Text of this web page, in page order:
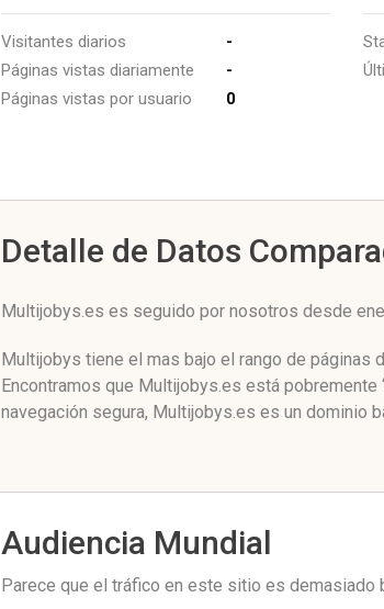
Visitantes diarios
-
Páginas vistas diariamente
-
Páginas vistas por usuario
0
Detalle de Datos
Multijobys.es es seguido por nosotros desde
Multijobys tiene el mas bajo el rango de páginas
Encontramos que Multijobys.es está pobremente
navegación segura, Multijobys.es es un dominio
Audiencia Mundial
Parece que el tráfico en este sitio es demasiado